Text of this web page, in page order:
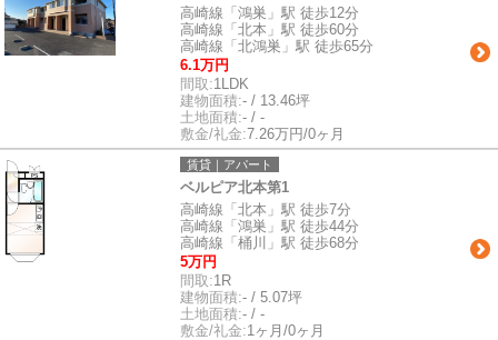
高崎線「鴻巣」駅 徒歩12分
高崎線「北本」駅 徒歩60分
高崎線「北鴻巣」駅 徒歩65分
6.1万円
間取:1LDK
建物面積:- / 13.46坪
土地面積:- / -
敷金/礼金:7.26万円/0ヶ月
賃貸｜アパート
ベルピア北本第1
高崎線「北本」駅 徒歩7分
高崎線「鴻巣」駅 徒歩44分
高崎線「桶川」駅 徒歩68分
5万円
間取:1R
建物面積:- / 5.07坪
土地面積:- / -
敷金/礼金:1ヶ月/0ヶ月